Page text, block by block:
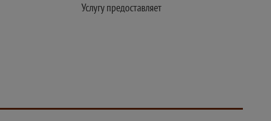
Услугу предоставляет